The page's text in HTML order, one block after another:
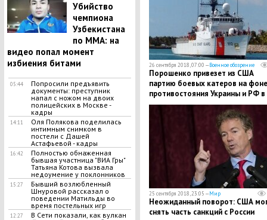
Убийство
чемпиона
Узбекистана
по MMA: на
видео попал момент
избиения битами
05:44
Попросили предъявить
документы: преступник
напал с ножом на двоих
полицейских в Москве -
кадры
14:11
Оля Полякова поделилась
интимным снимком в
постели с Дашей
Астафьевой - кадры
16:42
Полностью обнаженная
бывшая участница "ВИА Гры"
Татьяна Котова вызвала
недоумение у поклонников
15:27
Бывший возлюбленный
Шнуровой рассказал о
поведении Матильды во
время постельных игр
12:27
В Сети показали, как вулкан
26 сентября 2018, 07:00 —Военное обозрение
Порошенко привезет из США
партию боевых катеров на фоне
противостояния Украины и РФ в
Азовском море
25 сентября 2018, 23:05 —Мир
Неожиданный поворот: США
снять часть санкций с России